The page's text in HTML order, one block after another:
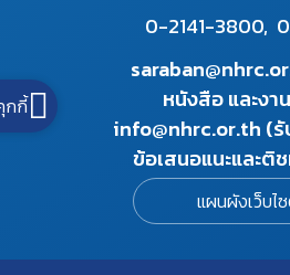
0-2141-3800,
หนังสือ และง
info@nhrc.or.th (
ข้อเสนอแนะและติ
แผนผังเว็บไ
กกี้